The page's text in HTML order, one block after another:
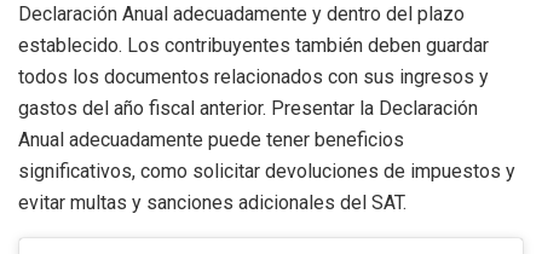
Declaración Anual adecuadamente y dentro del plazo
establecido. Los contribuyentes también deben guardar
todos los documentos relacionados con sus ingresos y
gastos del año fiscal anterior. Presentar la Declaración
Anual adecuadamente puede tener beneficios
significativos, como solicitar devoluciones de impuestos y
evitar multas y sanciones adicionales del SAT.